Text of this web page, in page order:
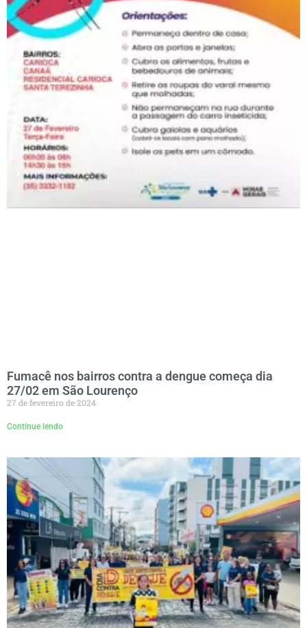
Fumacê nos bairros contra a dengue começa dia
27/02 em São Lourenço
27 de fevereiro de 2024
Continue lendo